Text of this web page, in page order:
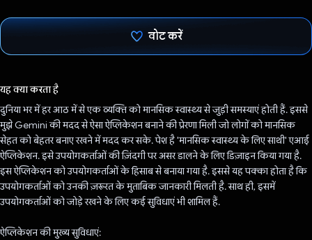
वोट करें
यह क्या करता है
दुनिया भर में हर आठ में से एक व्यक्ति को मानसिक स्वास्थ्य से जुड़ी समस्याएं होती हैं. इससे
मुझे Gemini की मदद से ऐसा ऐप्लिकेशन बनाने की प्रेरणा मिली जो लोगों को मानसिक
सेहत को बेहतर बनाए रखने में मदद कर सके. पेश है 'मानसिक स्वास्थ्य के लिए साथी' एआई
ऐप्लिकेशन. इसे उपयोगकर्ताओं की ज़िंदगी पर असर डालने के लिए डिज़ाइन किया गया है.
इस ऐप्लिकेशन को उपयोगकर्ताओं के हिसाब से बनाया गया है. इससे यह पक्का होता है कि
उपयोगकर्ताओं को उनकी ज़रूरत के मुताबिक जानकारी मिलती है. साथ ही, इसमें
उपयोगकर्ताओं को जोड़े रखने के लिए कई सुविधाएं भी शामिल हैं.
ऐप्लिकेशन की मुख्य सुविधाएं: